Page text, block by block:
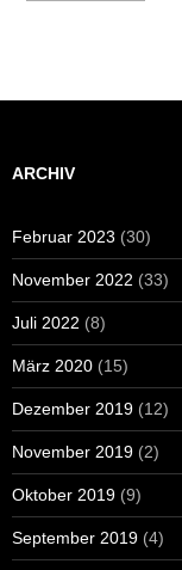
ARCHIV
Februar 2023 (30)
November 2022 (33)
Juli 2022 (8)
März 2020 (15)
Dezember 2019 (12)
November 2019 (2)
Oktober 2019 (9)
September 2019 (4)